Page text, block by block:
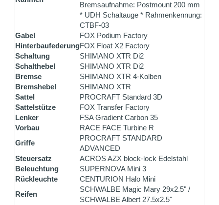
Bremsaufnahme: Postmount 200 mm
* UDH Schaltauge * Rahmenkennung:
CTBF-03
Gabel
FOX Podium Factory
HinterbaufederungFOX Float X2 Factory
Schaltung
SHIMANO XTR Di2
Schalthebel
SHIMANO XTR Di2
Bremse
SHIMANO XTR 4-Kolben
Bremshebel
SHIMANO XTR
Sattel
PROCRAFT Standard 3D
Sattelstütze
FOX Transfer Factory
Lenker
FSA Gradient Carbon 35
Vorbau
RACE FACE Turbine R
Griffe
PROCRAFT STANDARD
ADVANCED
Steuersatz
ACROS AZX block-lock Edelstahl
Beleuchtung
SUPERNOVA Mini 3
Rückleuchte
CENTURION Halo Mini
Reifen
SCHWALBE Magic Mary 29x2.5" /
SCHWALBE Albert 27.5x2.5"